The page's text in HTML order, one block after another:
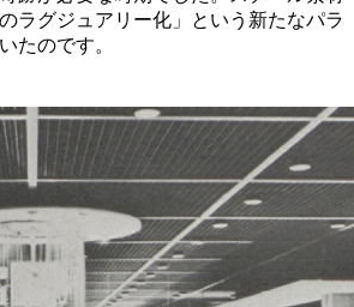
ラグジュアリー化」という新たなパラ
たのです。